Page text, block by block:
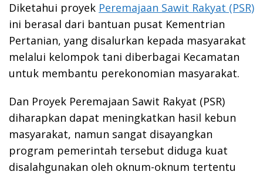
Diketahui proyek Peremajaan Sawit Rakyat (PSR)
ini berasal dari bantuan pusat Kementrian
Pertanian, yang disalurkan kepada masyarakat
melalui kelompok tani diberbagai Kecamatan
untuk membantu perekonomian masyarakat.
Dan Proyek Peremajaan Sawit Rakyat (PSR)
diharapkan dapat meningkatkan hasil kebun
masyarakat, namun sangat disayangkan
program pemerintah tersebut diduga kuat
disalahgunakan oleh oknum-oknum tertentu